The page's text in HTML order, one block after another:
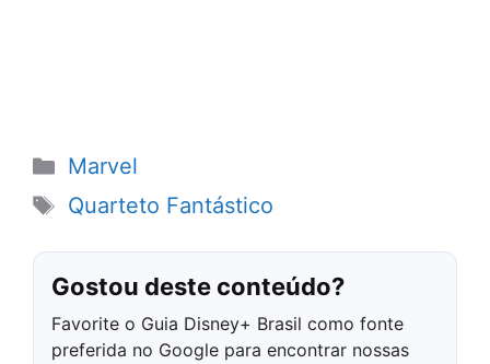
Categorias
Marvel
Tags
Quarteto Fantástico
Gostou deste conteúdo?
Favorite o Guia Disney+ Brasil como fonte
preferida no Google para encontrar nossas